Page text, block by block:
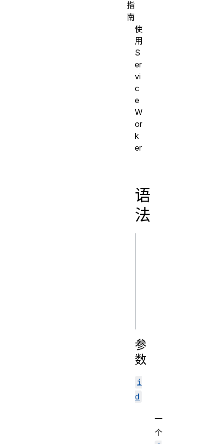
语
法
参
数
i
d
一
个
指
南
使
用
S
er
vi
c
e
W
or
k
er